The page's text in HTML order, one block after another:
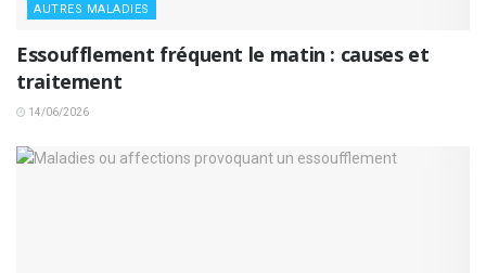
AUTRES MALADIES
Essoufflement fréquent le matin : causes et
traitement
14/06/2026